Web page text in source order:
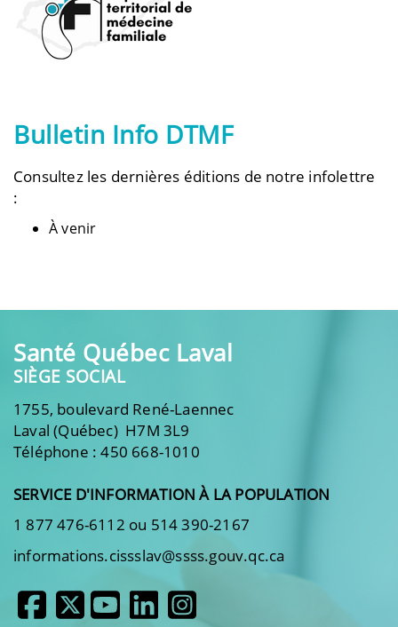
Bulletin Info DTMF
Consultez les dernières éditions de notre infolettre
:
À venir
Santé Québec Laval
SIÈGE SOCIAL
1755, boulevard René-Laennec
Laval (Québec) H7M 3L9
Téléphone : 450 668-1010
SERVICE D'INFORMATION À LA POPULATION
1 877 476-6112 ou 514 390-2167
informations.cissslav@ssss.gouv.qc.ca